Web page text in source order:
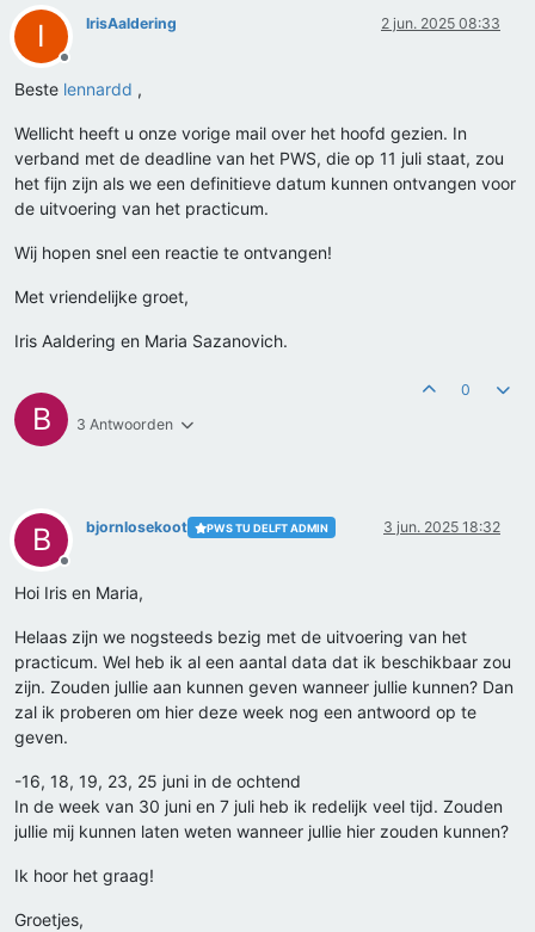
I
Offline
IrisAaldering 2 jun. 2025 08:33
Beste lennardd ,
Wellicht heeft u onze vorige mail over het hoofd gezien. In
verband met de deadline van het PWS, die op 11 juli staat, zou
het fijn zijn als we een definitieve datum kunnen ontvangen voor
de uitvoering van het practicum.
Wij hopen snel een reactie te ontvangen!
Met vriendelijke groet,
Iris Aaldering en Maria Sazanovich.
B 3 Antwoorden
0
B
Offline
bjornlosekoot PWS TU DELFT ADMIN 3 jun. 2025 18:32
Hoi Iris en Maria,
Helaas zijn we nogsteeds bezig met de uitvoering van het
practicum. Wel heb ik al een aantal data dat ik beschikbaar zou
zijn. Zouden jullie aan kunnen geven wanneer jullie kunnen? Dan
zal ik proberen om hier deze week nog een antwoord op te
geven.
-16, 18, 19, 23, 25 juni in de ochtend
In de week van 30 juni en 7 juli heb ik redelijk veel tijd. Zouden
jullie mij kunnen laten weten wanneer jullie hier zouden kunnen?
Ik hoor het graag!
Groetjes,